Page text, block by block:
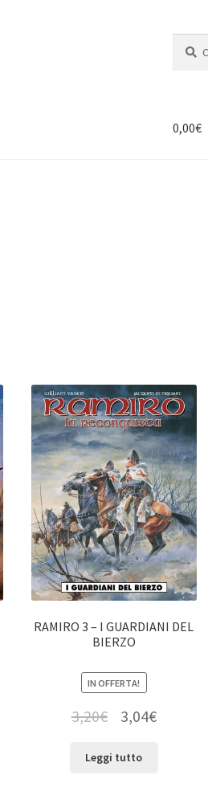
0,00€
RAMIRO 3 – I GUARDIANI DEL
BIERZO
IN OFFERTA!
3,20€ 3,04€
Leggi tutto